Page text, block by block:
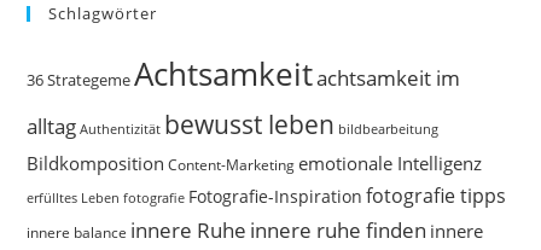
Schlagwörter
36 StrategemeAchtsamkeitachtsamkeit im
alltag Authentizität bewusst leben bildbearbeitung
Bildkomposition Content-Marketing emotionale Intelligenz
erfülltes Leben fotografie Fotografie-Inspiration fotografie tipps
innere balance innere Ruhe innere ruhe finden innere